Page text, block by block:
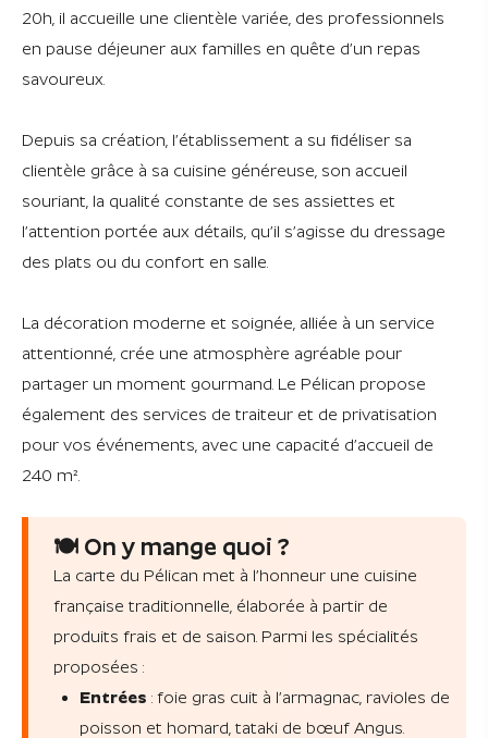
20h, il accueille une clientèle variée, des professionnels
en pause déjeuner aux familles en quête d’un repas
savoureux.
Depuis sa création, l’établissement a su fidéliser sa
clientèle grâce à sa cuisine généreuse, son accueil
souriant, la qualité constante de ses assiettes et
l’attention portée aux détails, qu’il s’agisse du dressage
des plats ou du confort en salle.
La décoration moderne et soignée, alliée à un service
attentionné, crée une atmosphère agréable pour
partager un moment gourmand. Le Pélican propose
également des services de traiteur et de privatisation
pour vos événements, avec une capacité d’accueil de
240 m².
🍽️ On y mange quoi ?
La carte du Pélican met à l’honneur une cuisine
française traditionnelle, élaborée à partir de
produits frais et de saison. Parmi les spécialités
proposées :
Entrées : foie gras cuit à l’armagnac, ravioles de
poisson et homard, tataki de bœuf Angus.